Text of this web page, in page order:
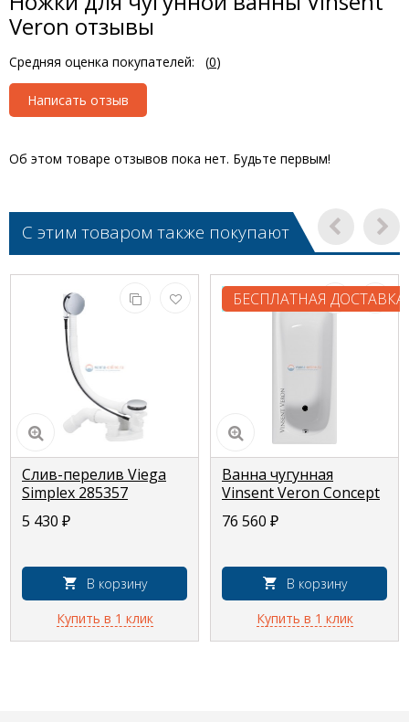
Veron отзывы
Средняя оценка покупателей: (0)
Написать отзыв
Об этом товаре отзывов пока нет. Будьте первым!
С этим товаром также покупают
Слив-перелив Viega
Simplex 285357
пластик полуавтомат
для ванны, мод.
5 430 ₽
В корзину
Купить в 1 клик
БЕСПЛАТНАЯ ДОСТАВКА
Ванна чугунная
Vinsent Veron Concept
150x70x42
76 560 ₽
В корзину
Купить в 1 клик